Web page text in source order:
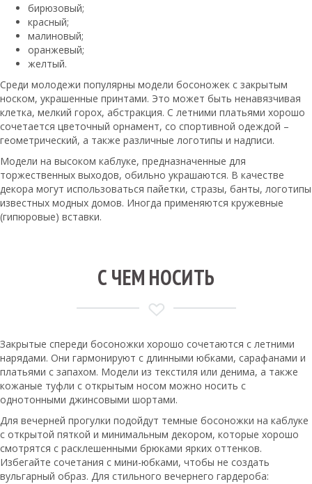
бирюзовый;
красный;
малиновый;
оранжевый;
желтый.
Среди молодежи популярны модели босоножек с закрытым
носком, украшенные принтами. Это может быть ненавязчивая
клетка, мелкий горох, абстракция. С летними платьями хорошо
сочетается цветочный орнамент, со спортивной одеждой –
геометрический, а также различные логотипы и надписи.
Модели на высоком каблуке, предназначенные для
торжественных выходов, обильно украшаются. В качестве
декора могут использоваться пайетки, стразы, банты, логотипы
известных модных домов. Иногда применяются кружевные
(гипюровые) вставки.
С ЧЕМ НОСИТЬ
Закрытые спереди босоножки хорошо сочетаются с летними
нарядами. Они гармонируют с длинными юбками, сарафанами и
платьями с запахом. Модели из текстиля или денима, а также
кожаные туфли с открытым носом можно носить с
однотонными джинсовыми шортами.
Для вечерней прогулки подойдут темные босоножки на каблуке
с открытой пяткой и минимальным декором, которые хорошо
смотрятся с расклешенными брюками ярких оттенков.
Избегайте сочетания с мини-юбками, чтобы не создать
вульгарный образ. Для стильного вечернего гардероба: